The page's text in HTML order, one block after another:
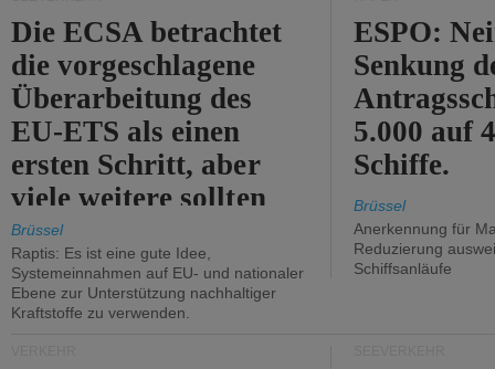
Die ECSA betrachtet
die vorgeschlagene
Überarbeitung des
EU-ETS als einen
ersten Schritt, aber
viele weitere sollten
folgen.
Brüssel
Raptis: Es ist eine gute Idee,
Systemeinnahmen auf EU- und nationaler
Ebene zur Unterstützung nachhaltiger
Kraftstoffe zu verwenden.
ESPO:
Senkung
5.000 auf
Schiffe.
Brüssel
Anerkennung für
Reduzierung
Schiffsanläufe